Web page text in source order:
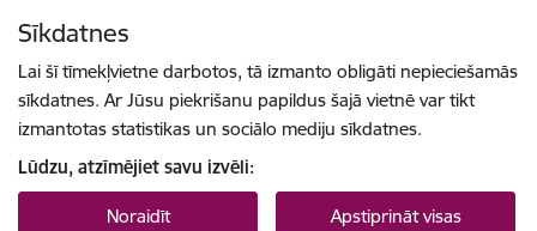
Sīkdatnes
Lai šī tīmekļvietne darbotos, tā izmanto obligāti nepieciešamās
sīkdatnes. Ar Jūsu piekrišanu papildus šajā vietnē var tikt
izmantotas statistikas un sociālo mediju sīkdatnes.
Lūdzu, atzīmējiet savu izvēli:
Noraidīt Apstiprināt visas